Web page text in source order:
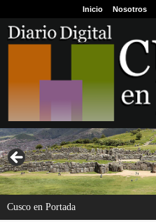
Inicio Nosotros
Cusco en Portada